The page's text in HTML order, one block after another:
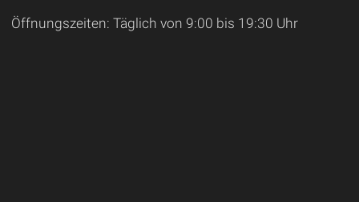
Öffnungszeiten: Täglich von 9:00 bis 19:30 Uhr